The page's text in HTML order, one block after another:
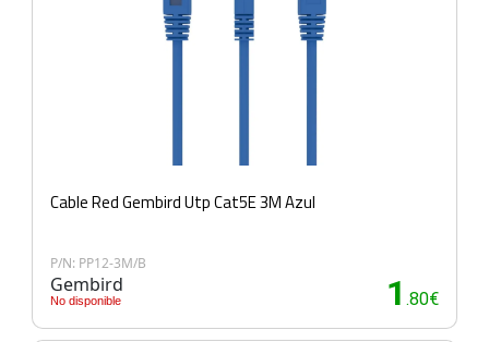
Cable Red Gembird Utp Cat5E 3M Azul
P/N: PP12-3M/B
Gembird
No disponible 1 .80€